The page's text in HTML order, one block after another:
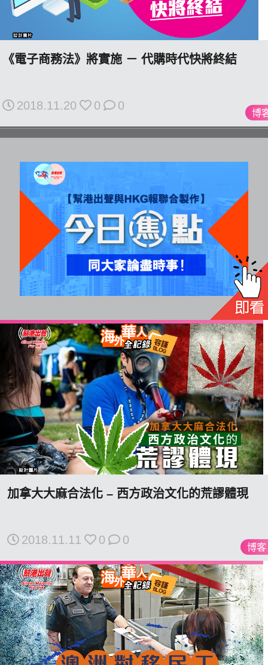
明
©
2018
Majority
All
博
《電子商務法》將實施 － 代購時代快將終結
2018.11.20 0 0
博客
加拿大大麻合法化 – 西方政治文化的荒謬體現
2018.11.11 0 0